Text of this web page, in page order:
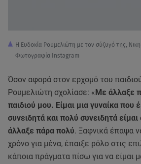
Η Ευδοκία Ρουμελιώτη με τον σύζυγό της,
Φωτογραφία Instagram
Όσον αφορά στον ερχομό του
Ρουμελιώτη σχολίασε: «Με άλλαξε
παιδιού μου. Είμαι μια γυναίκα που
συνειδητά και πολύ συνειδητά
άλλαξε πάρα πολύ. Ξαφνικά έπαψα
χρόνο για μένα, έπαιξε ρόλο στις
κάποια πράγματα πίσω για να είμαι